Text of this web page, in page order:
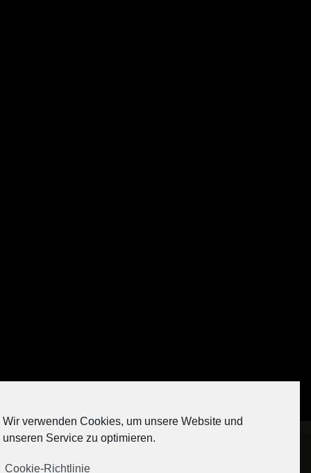
[contact-form-7 404 "Nicht gefunden"]
Wir verwenden Cookies, um unsere Website und
unseren Service zu optimieren.
Cookie-Richtlinie